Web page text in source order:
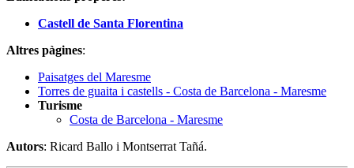
Castell de Santa Florentina
Altres pàgines:
Paisatges del Maresme
Torres de guaita i castells - Costa de Barcelona - Maresme
Turisme
Costa de Barcelona - Maresme
Autors: Ricard Ballo i Montserrat Tañá.